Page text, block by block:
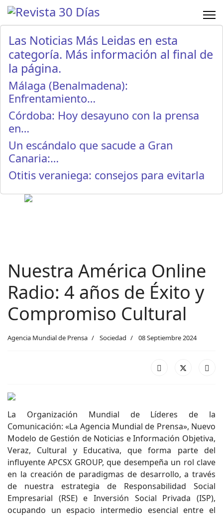
Las Noticias Más Leidas en esta
categoría. Más información al final de
la página.
Málaga (Benalmadena):
Enfrentamiento…
Córdoba: Hoy desayuno con la prensa
en…
Un escándalo que sacude a Gran
Canaria:…
Otitis veraniega: consejos para evitarla
Nuestra América Online
Radio: 4 años de Éxito y
Compromiso Cultural
Agencia Mundial de Prensa Sociedad 08 Septiembre 2024
La Organización Mundial de Líderes de la
Comunicación: «La Agencia Mundial de Prensa», Nuevo
Modelo de Gestión de Noticias e Información Objetiva,
Veraz, Cultural y Educativa, que forma parte del
influyente APCSX GROUP, que desempeña un rol clave
en la creación de paradigmas de desarrollo, a través
de nuestra estrategia de Responsabilidad Social
Empresarial (RSE) e Inversión Social Privada (ISP),
ocupando un espacio intermedio esencial entre el